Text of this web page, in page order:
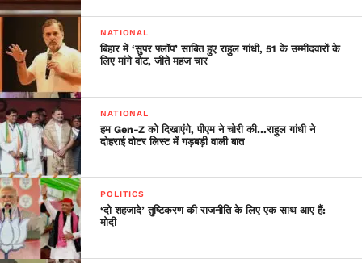
NATIONAL
बिहार में ‘सुपर फ्लॉप’ साबित हुए राहुल गांधी, 51 के उम्मीदवारों के
लिए मांगे वोट, जीते महज चार
NATIONAL
हम Gen-Z को दिखाएंगे, पीएम ने चोरी की…राहुल गांधी ने
दोहराई वोटर लिस्ट में गड़बड़ी वाली बात
POLITICS
‘दो शहजादे’ तुष्टिकरण की राजनीति के लिए एक साथ आए हैं:
मोदी